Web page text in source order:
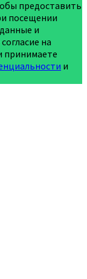
предоставить
посещении
и
на
принимаете
и